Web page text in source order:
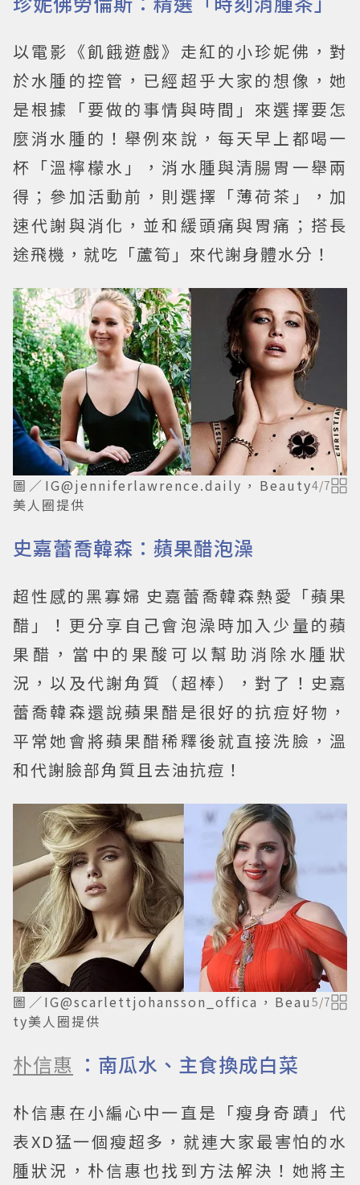
以電影《飢餓遊戲》走紅的小珍妮佛，對
於水腫的控管，已經超乎大家的想像，她
是根據「要做的事情與時間」來選擇要怎
麼消水腫的！舉例來說，每天早上都喝一
杯「溫檸檬水」，消水腫與清腸胃一舉兩
得；參加活動前，則選擇「薄荷茶」，加
速代謝與消化，並和緩頭痛與胃痛；搭長
途飛機，就吃「蘆筍」來代謝身體水分！
圖／IG@jenniferlawrence.daily，Beauty
美人圈提供
4/7
史嘉蕾喬韓森：蘋果醋泡澡
超性感的黑寡婦 史嘉蕾喬韓森熱愛「蘋果
醋」！更分享自己會泡澡時加入少量的蘋
果醋，當中的果酸可以幫助消除水腫狀
況，以及代謝角質（超棒），對了！史嘉
蕾喬韓森還說蘋果醋是很好的抗痘好物，
平常她會將蘋果醋稀釋後就直接洗臉，溫
和代謝臉部角質且去油抗痘！
圖／IG@scarlettjohansson_offica，Beau
ty美人圈提供
5/7
朴信惠 ：南瓜水、主食換成白菜
朴信惠在小編心中一直是「瘦身奇蹟」代
表XD猛一個瘦超多，就連大家最害怕的水
腫狀況，朴信惠也找到方法解決！她將主